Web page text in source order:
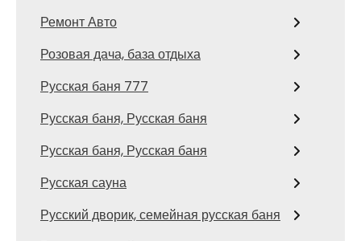
Ремонт Авто
Розовая дача, база отдыха
Русская баня 777
Русская баня, Русская баня
Русская баня, Русская баня
Русская сауна
Русский дворик, семейная русская баня